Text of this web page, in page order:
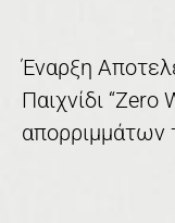
Έναρξη
Παιχνίδι “Zero
απορριμμάτων